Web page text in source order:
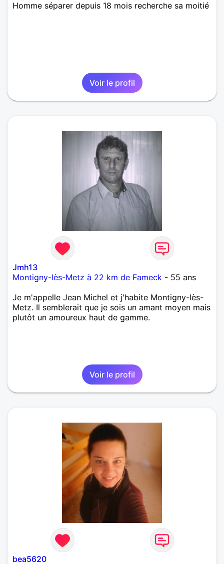
Homme séparer depuis 18 mois recherche sa moitié
Voir le profil
Jmh13
Montigny-lès-Metz à 22 km de Fameck - 55 ans
Je m'appelle Jean Michel et j'habite Montigny-lès-
Metz. Il semblerait que je sois un amant moyen mais
plutôt un amoureux haut de gamme.
Voir le profil
bea5620